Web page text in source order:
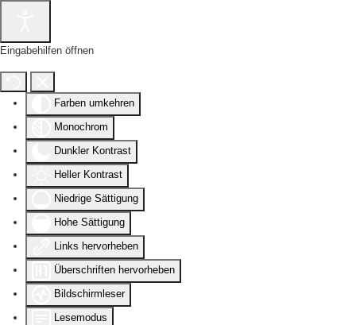
Eingabehilfen öffnen
Farben umkehren
Monochrom
Dunkler Kontrast
Heller Kontrast
Niedrige Sättigung
Hohe Sättigung
Links hervorheben
Überschriften hervorheben
Bildschirmleser
Lesemodus